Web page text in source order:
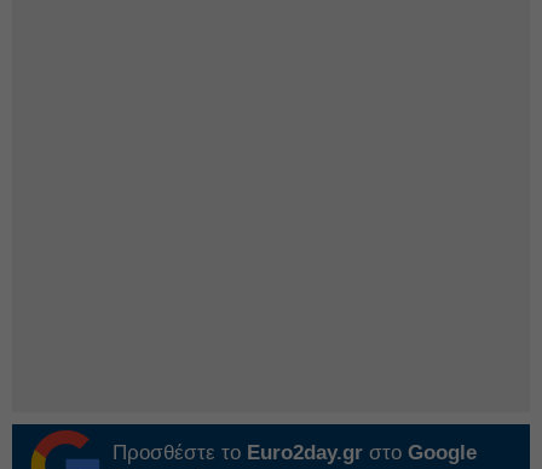
Προσθέστε το Euro2day.gr στο Google